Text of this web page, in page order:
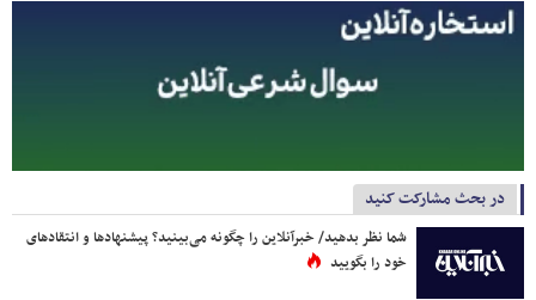
در بحث مشارکت کنید
شما نظر بدهید/ خبرآنلاین را چگونه می‌بینید؟ پیشنهادها و انتقادهای
خود را بگویید